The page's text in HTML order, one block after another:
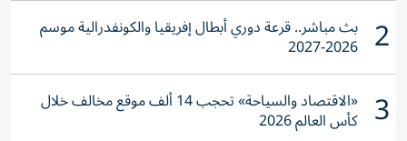
2 بث مباشر.. قرعة دوري أبطال إفريقيا والكونفدرالية موسم
2026-2027
3 «الاقتصاد والسياحة» تحجب 14 ألف موقع مخالف خلال
كأس العالم 2026